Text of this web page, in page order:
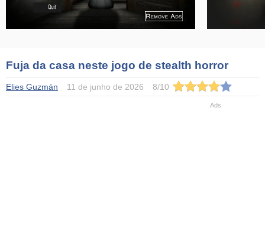
Fuja da casa neste jogo de stealth horror
Elies Guzmán 11 de junho de 2026 8/10